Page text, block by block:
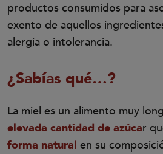
productos consumidos para
exento de aquellos
alergia o intolerancia.
¿Sabías qué…?
La miel es un alimento muy
elevada cantidad de azúcar
forma natural en su